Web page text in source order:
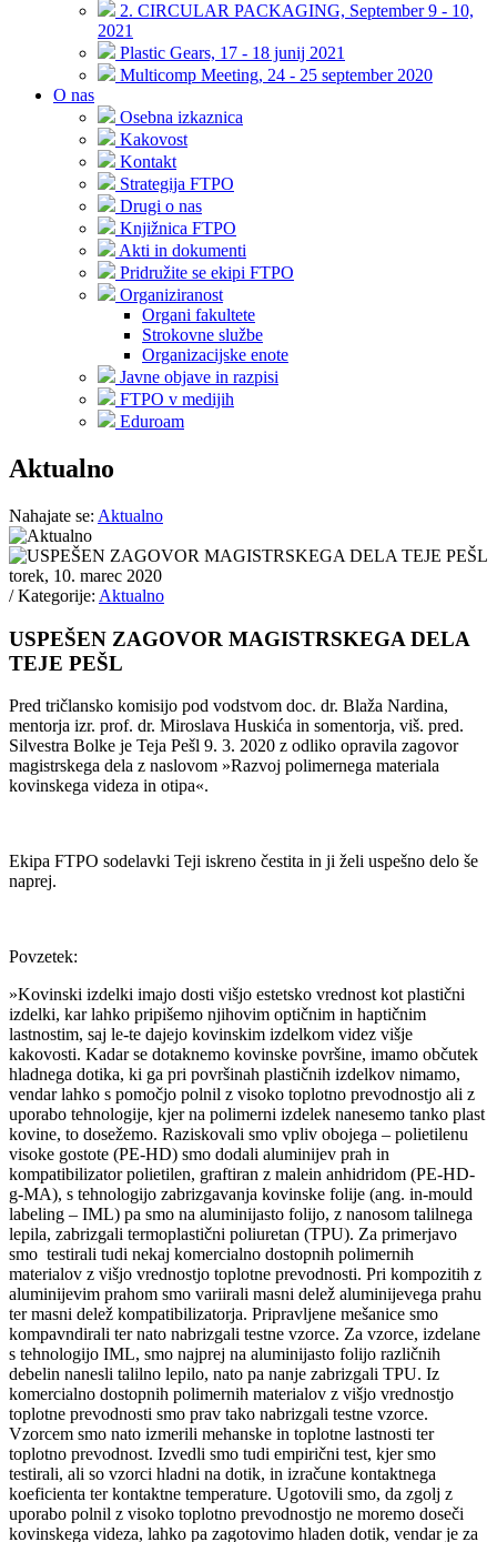
2. CIRCULAR PACKAGING, September 9 - 10,
2021
Plastic Gears, 17 - 18 junij 2021
Multicomp Meeting, 24 - 25 september 2020
O nas
Osebna izkaznica
Kakovost
Kontakt
Strategija FTPO
Drugi o nas
Knjižnica FTPO
Akti in dokumenti
Pridružite se ekipi FTPO
Organiziranost
Organi fakultete
Strokovne službe
Organizacijske enote
Javne objave in razpisi
FTPO v medijih
Eduroam
Aktualno
Nahajate se: Aktualno
torek, 10. marec 2020
/ Kategorije: Aktualno
USPEŠEN ZAGOVOR MAGISTRSKEGA DELA
TEJE PEŠL
Pred tričlansko komisijo pod vodstvom doc. dr. Blaža Nardina,
mentorja izr. prof. dr. Miroslava Huskića in somentorja, viš. pred.
Silvestra Bolke je Teja Pešl 9. 3. 2020 z odliko opravila zagovor
magistrskega dela z naslovom »Razvoj polimernega materiala
kovinskega videza in otipa«.
Ekipa FTPO sodelavki Teji iskreno čestita in ji želi uspešno delo še
naprej.
Povzetek:
»Kovinski izdelki imajo dosti višjo estetsko vrednost kot plastični
izdelki, kar lahko pripišemo njihovim optičnim in haptičnim
lastnostim, saj le-te dajejo kovinskim izdelkom videz višje
kakovosti. Kadar se dotaknemo kovinske površine, imamo občutek
hladnega dotika, ki ga pri površinah plastičnih izdelkov nimamo,
vendar lahko s pomočjo polnil z visoko toplotno prevodnostjo ali z
uporabo tehnologije, kjer na polimerni izdelek nanesemo tanko plast
kovine, to dosežemo. Raziskovali smo vpliv obojega – polietilenu
visoke gostote (PE-HD) smo dodali aluminijev prah in
kompatibilizator polietilen, graftiran z malein anhidridom (PE-HD-
g-MA), s tehnologijo zabrizgavanja kovinske folije (ang. in-mould
labeling – IML) pa smo na aluminijasto folijo, z nanosom talilnega
lepila, zabrizgali termoplastični poliuretan (TPU). Za primerjavo
smo testirali tudi nekaj komercialno dostopnih polimernih
materialov z višjo vrednostjo toplotne prevodnosti. Pri kompozitih z
aluminijevim prahom smo variirali masni delež aluminijevega prahu
ter masni delež kompatibilizatorja. Pripravljene mešanice smo
kompavndirali ter nato nabrizgali testne vzorce. Za vzorce, izdelane
s tehnologijo IML, smo najprej na aluminijasto folijo različnih
debelin nanesli talilno lepilo, nato pa nanje zabrizgali TPU. Iz
komercialno dostopnih polimernih materialov z višjo vrednostjo
toplotne prevodnosti smo prav tako nabrizgali testne vzorce.
Vzorcem smo nato izmerili mehanske in toplotne lastnosti ter
toplotno prevodnost. Izvedli smo tudi empirični test, kjer smo
testirali, ali so vzorci hladni na dotik, in izračune kontaktnega
koeficienta ter kontaktne temperature. Ugotovili smo, da zgolj z
uporabo polnil z visoko toplotno prevodnostjo ne moremo doseči
kovinskega videza, lahko pa zagotovimo hladen dotik, vendar je za